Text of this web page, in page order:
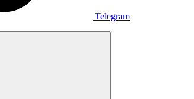
Telegram